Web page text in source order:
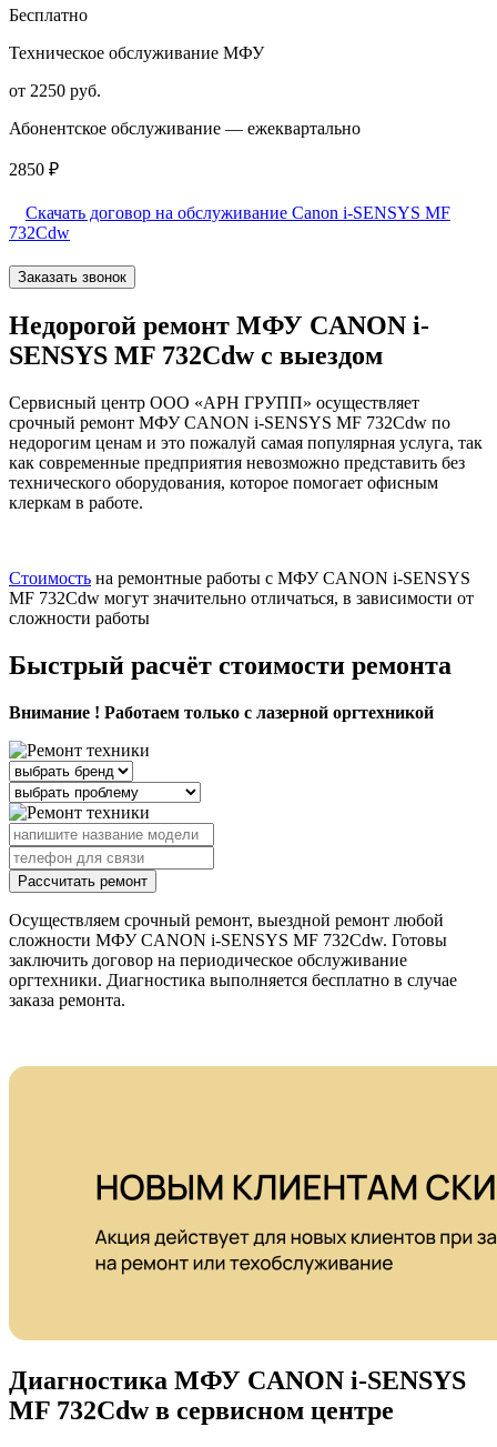
Бесплатно
Техническое обслуживание МФУ
от 2250 руб.
Абонентское обслуживание — ежеквартально
2850 ₽
Скачать договор на обслуживание Canon i-SENSYS MF
732Cdw
Заказать звонок
Недорогой ремонт МФУ CANON i-
SENSYS MF 732Cdw с выездом
Сервисный центр ООО «АРН ГРУПП» осуществляет
срочный ремонт МФУ CANON i-SENSYS MF 732Cdw по
недорогим ценам и это пожалуй самая популярная услуга, так
как современные предприятия невозможно представить без
технического оборудования, которое помогает офисным
клеркам в работе.
Стоимость на ремонтные работы с МФУ CANON i-SENSYS
MF 732Cdw могут значительно отличаться, в зависимости от
сложности работы
Быстрый расчёт стоимости ремонта
Внимание ! Работаем только с лазерной оргтехникой
Рассчитать ремонт
Осуществляем срочный ремонт, выездной ремонт любой
сложности МФУ CANON i-SENSYS MF 732Cdw. Готовы
заключить договор на периодическое обслуживание
оргтехники. Диагностика выполняется бесплатно в случае
заказа ремонта.
Диагностика МФУ CANON i-SENSYS
MF 732Cdw в сервисном центре